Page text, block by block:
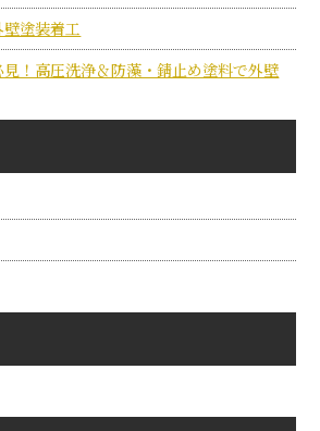
塗装着工
！高圧洗浄＆防藻・錆止め塗料で外壁